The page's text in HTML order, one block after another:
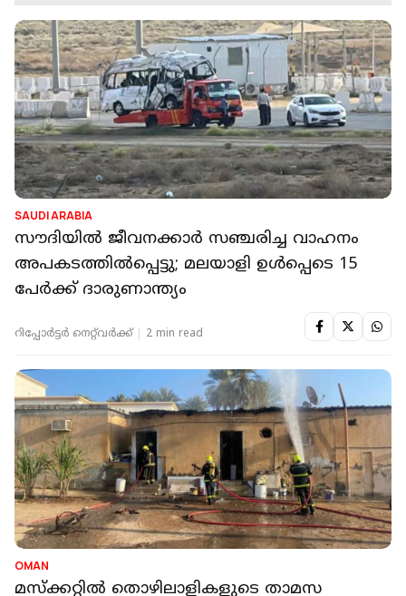
SAUDI ARABIA
സൗദിയില്‍ ജീവനക്കാർ സഞ്ചരിച്ച വാഹനം
അപകടത്തിൽപ്പെട്ടു; മലയാളി ഉൾപ്പെടെ 15
പേർക്ക് ദാരുണാന്ത്യം
റിപ്പോർട്ടർ നെറ്റ്‌വര്‍ക്ക്‌ 2 min read
OMAN
മസ്ക്കറ്റിൽ തൊഴിലാളികളുടെ താമസ